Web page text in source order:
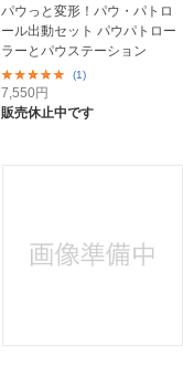
パウっと変形！パウ・パトロ
ール出動セット パウパトロー
ラーとパウステーション
(1)
7,550円
販売休止中です